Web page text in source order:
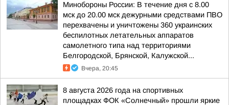
Минобороны России: В течение дня с 8.00
мск до 20.00 мск дежурными средствами ПВО
перехвачены и уничтожены 360 украинских
беспилотных летательных аппаратов
самолетного типа над территориями
Белгородской, Брянской, Калужской...
Вчера, 20:45
8 августа 2026 года на спортивных
площадках ФОК «Солнечный» прошли яркие